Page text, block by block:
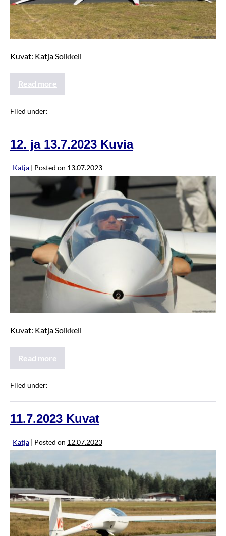
Kuvat: Katja Soikkeli
Read more
Filed under:
12. ja 13.7.2023 Kuvia
Katja | Posted on 13.07.2023
Kuvat: Katja Soikkeli
Read more
Filed under:
11.7.2023 Kuvat
Katja | Posted on 12.07.2023